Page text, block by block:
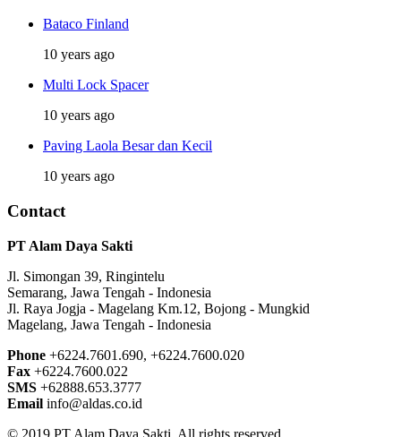
Bataco Finland
10 years ago
Multi Lock Spacer
10 years ago
Paving Laola Besar dan Kecil
10 years ago
Contact
PT Alam Daya Sakti
Jl. Simongan 39, Ringintelu
Semarang, Jawa Tengah - Indonesia
Jl. Raya Jogja - Magelang Km.12, Bojong - Mungkid
Magelang, Jawa Tengah - Indonesia
Phone +6224.7601.690, +6224.7600.020
Fax +6224.7600.022
SMS +62888.653.3777
Email info@aldas.co.id
© 2019 PT Alam Daya Sakti. All rights reserved.